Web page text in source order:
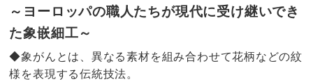
～ヨーロッパの職人たちが現代に受け継いでき
た象嵌細工～
◆象がんとは、異なる素材を組み合わせて花柄などの紋
様を表現する伝統技法。